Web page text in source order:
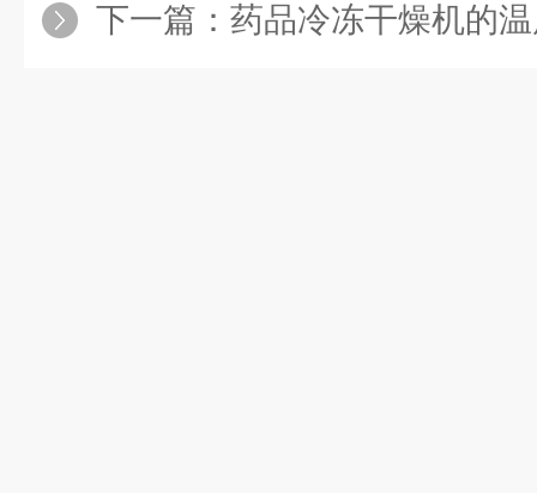
下一篇： 药品冷冻干燥机的